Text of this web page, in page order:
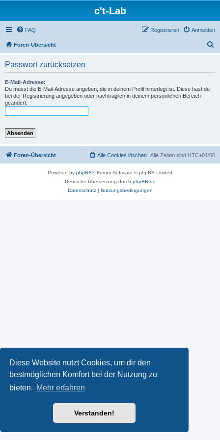
Diese Website nutzt Cookies, um dir den
bestmöglichen Komfort bei der Nutzung zu
bieten. Mehr erfahren
Verstanden!
c't-Lab
FAQ Anmelden
Registrieren
Foren-Übersicht
Passwort zurücksetzen
E-Mail-Adresse:
Du musst die E-Mail-Adresse angeben, die in deinem Profil hinterlegt ist. Diese hast du
bei der Registrierung angegeben oder nachträglich in deinem persönlichen Bereich
geändert.
Foren-Übersicht Alle Zeiten sind UTC+01:00
Alle Cookies löschen
Powered by phpBB® Forum Software © phpBB Limited
Deutsche Übersetzung durch phpBB.de
Datenschutz| Nutzungsbedingungen